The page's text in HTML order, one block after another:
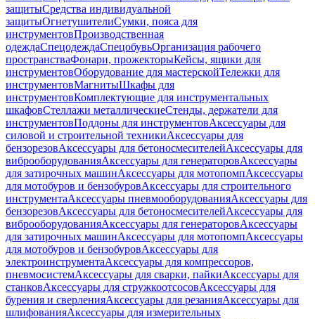
защитыСредства индивидуальной
защитыОгнетушителиСумки, пояса для
инструментовПроизводственная
одеждаСпецодеждаСпецобувьОрганизация рабочего
пространстваФонари, прожекторыКейсы, ящики для
инструментовОборудование для мастерскойТележки для
инструментовМагнитыШкафы для
инструментовКомплектующие для инструментальных
шкафовСтеллажи металлическиеСтенды, держатели для
инструментовПоддоны для инструментовАксессуары для
силовой и строительной техникиАксессуары для
бензорезовАксессуары для бетоносмесителейАксессуары для
виброоборудованияАксессуары для генераторовАксессуары
для затирочных машинАксессуары для мотопомпАксессуары
для мотобуров и бензобуровАксессуары для строительного
инструментаАксессуары пневмооборудованияАксессуары для
бензорезовАксессуары для бетоносмесителейАксессуары для
виброоборудованияАксессуары для генераторовАксессуары
для затирочных машинАксессуары для мотопомпАксессуары
для мотобуров и бензобуровАксессуары для
электроинструментаАксессуары для компрессоров,
пневмосистемАксессуары для сварки, пайкиАксессуары для
станковАксессуары для стружкоотсосовАксессуары для
бурения и сверленияАксессуары для резанияАксессуары для
шлифованияАксессуары для измерительных